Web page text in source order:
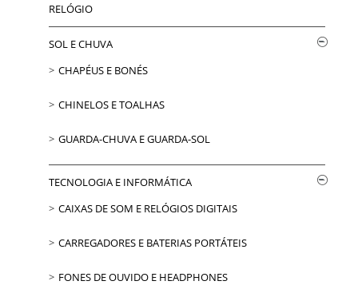
RELÓGIO
SOL E CHUVA
CHAPÉUS E BONÉS
CHINELOS E TOALHAS
GUARDA-CHUVA E GUARDA-SOL
TECNOLOGIA E INFORMÁTICA
CAIXAS DE SOM E RELÓGIOS DIGITAIS
CARREGADORES E BATERIAS PORTÁTEIS
FONES DE OUVIDO E HEADPHONES